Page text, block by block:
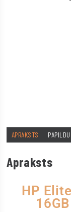
APRAKSTS
Apraksts
HP